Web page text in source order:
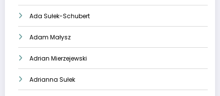
Ada Sułek-Schubert
Adam Małysz
Adrian Mierzejewski
Adrianna Sułek